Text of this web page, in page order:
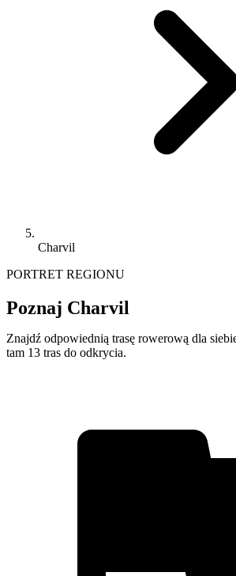
Charvil
PORTRET REGIONU
Poznaj Charvil
Znajdź odpowiednią trasę rowerową dla
tam 13 tras do odkrycia.